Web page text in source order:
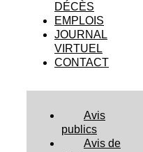
DÉCÈS
EMPLOIS
JOURNAL
VIRTUEL
CONTACT
Avis
publics
Avis de